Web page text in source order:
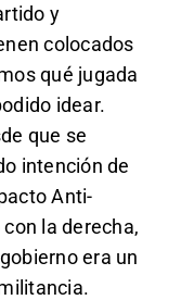
y
colocados
qué jugada
idear.
que se
intención de
Anti-
la derecha,
era un